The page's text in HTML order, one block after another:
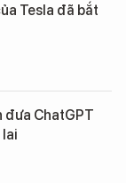
Tesla đã bắt
đưa ChatGPT